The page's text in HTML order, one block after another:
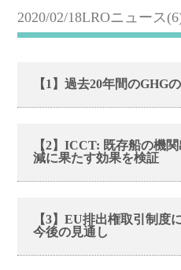
2020/02/18LROニュース
【1】過去20年間のGHG
【2】ICCT: 既存船の機
減に果たす効果を検証
【3】EU排出権取引制度
今後の見通し